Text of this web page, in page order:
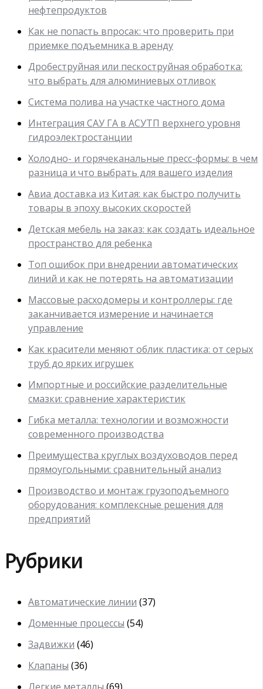
нефтепродуктов
Как не попасть впросак: что проверить при
приемке подъемника в аренду
Дробеструйная или пескоструйная обработка:
что выбрать для алюминиевых отливок
Система полива на участке частного дома
Интеграция САУ ГА в АСУТП верхнего уровня
гидроэлектростанции
Холодно- и горячеканальные пресс-формы: в чем
разница и что выбрать для вашего изделия
Авиа доставка из Китая: как быстро получить
товары в эпоху высоких скоростей
Детская мебель на заказ: как создать идеальное
пространство для ребенка
Топ ошибок при внедрении автоматических
линий и как не потерять на автоматизации
Массовые расходомеры и контроллеры: где
заканчивается измерение и начинается
управление
Как красители меняют облик пластика: от серых
труб до ярких игрушек
Импортные и российские разделительные
смазки: сравнение характеристик
Гибка металла: технологии и возможности
современного производства
Преимущества круглых воздуховодов перед
прямоугольными: сравнительный анализ
Производство и монтаж грузоподъемного
оборудования: комплексные решения для
предприятий
Рубрики
Автоматические линии (37)
Доменные процессы (54)
Задвижки (46)
Клапаны (36)